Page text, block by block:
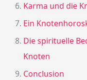
Karma und die
Ein
Die spirituelle
Knoten
Conclusion